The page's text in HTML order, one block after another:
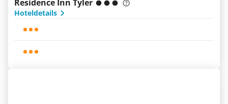
Residence Inn Tyler
Hoteldetails